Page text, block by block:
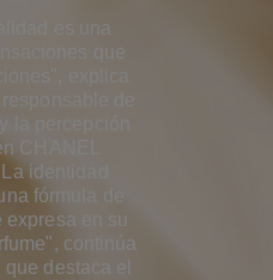
es una
que
explica
de
la percepción
CHANEL
identidad
fórmula de
en su
continúa
destaca el